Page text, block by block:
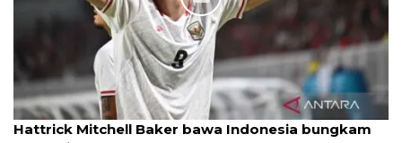
Hattrick Mitchell Baker bawa Indonesia bungkam